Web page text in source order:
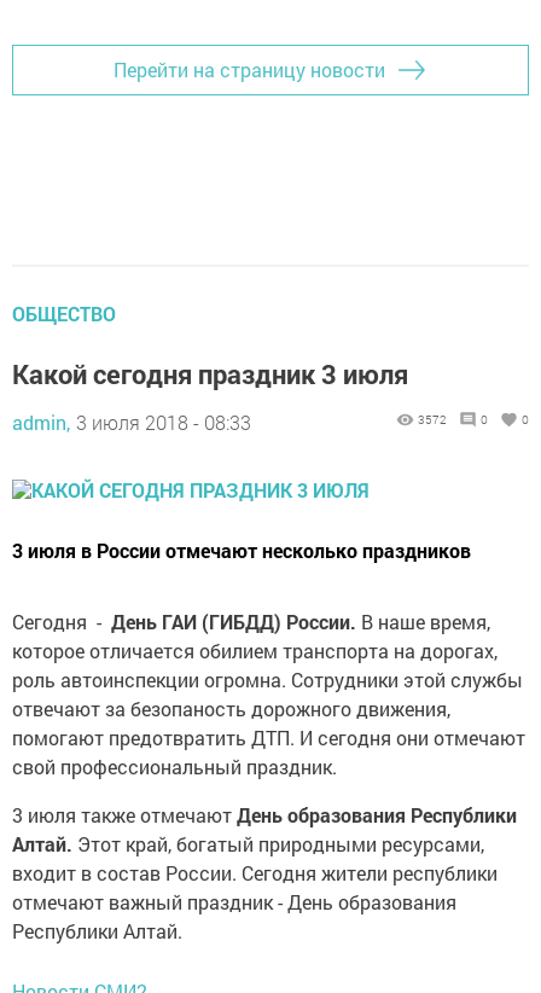
Перейти на страницу новости
ОБЩЕСТВО
Какой сегодня праздник 3 июля
admin, 3 июля 2018 - 08:33 3572 0 0
3 июля в России отмечают несколько праздников
Сегодня - День ГАИ (ГИБДД) России. В наше время,
которое отличается обилием транспорта на дорогах,
роль автоинспекции огромна. Сотрудники этой службы
отвечают за безопаность дорожного движения,
помогают предотвратить ДТП. И сегодня они отмечают
свой профессиональный праздник.
3 июля также отмечаютДень образования Республики
Алтай. Этот край, богатый природными ресурсами,
входит в состав России. Сегодня жители республики
отмечают важный праздник - День образования
Республики Алтай.